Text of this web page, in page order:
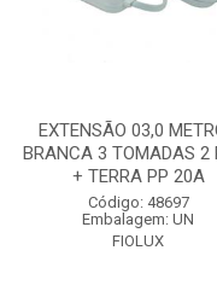
EXTENSÃO 03,0
BRANCA 3 TOMADAS 2
+ TERRA PP 20A
Código: 48697
Embalagem: UN
FIOLUX